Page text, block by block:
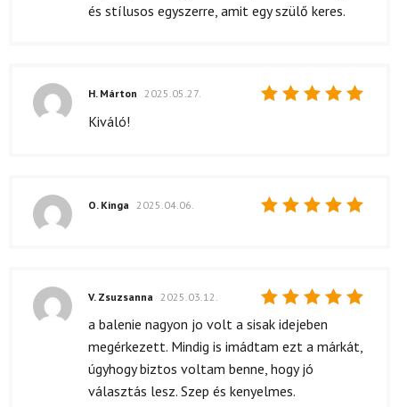
és stílusos egyszerre, amit egy szülő keres.
H. Márton 2025.05.27.
Kiváló!
O. Kinga 2025.04.06.
Értékelés:
/ 5
V. Zsuzsanna 2025.03.12.
a balenie nagyon jo volt a sisak idejeben
megérkezett. Mindig is imádtam ezt a márkát,
úgyhogy biztos voltam benne, hogy jó
választás lesz. Szep és kenyelmes.